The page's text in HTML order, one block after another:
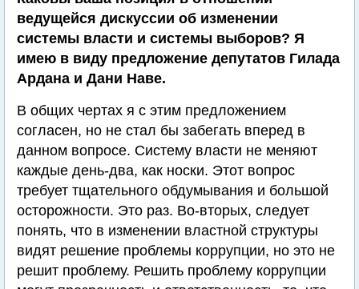
ведущейся дискуссии об изменении
системы власти и системы выборов? Я
имею в виду предложение депутатов Гилада
Ардана и Дани Наве.
В общих чертах я с этим предложением
согласен, но не стал бы забегать вперед в
данном вопросе. Систему власти не меняют
каждые день-два, как носки. Этот вопрос
требует тщательного обдумывания и большой
осторожности. Это раз. Во-вторых, следует
понять, что в изменении властной структуры
видят решение проблемы коррупции, но это не
решит проблему. Решить проблему коррупции